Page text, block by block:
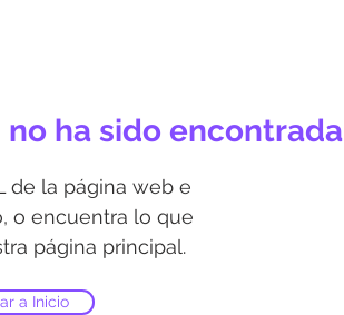
ha sido encontrada
de la página web e
o encuentra lo que
página principal.
a Inicio